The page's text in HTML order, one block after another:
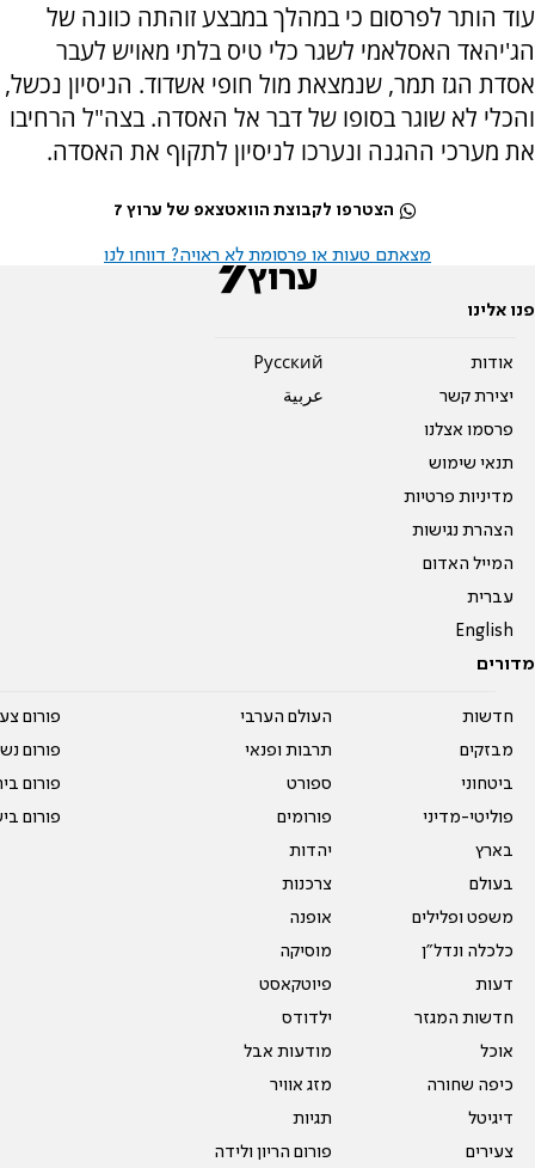
עוד הותר לפרסום כי במהלך במבצע זוהתה כוונה של
הג'יהאד האסלאמי לשגר כלי טיס בלתי מאויש לעבר
אסדת הגז תמר, שנמצאת מול חופי אשדוד. הניסיון נכשל,
והכלי לא שוגר בסופו של דבר אל האסדה. בצה"ל הרחיבו
את מערכי ההגנה ונערכו לניסיון לתקוף את האסדה.
הצטרפו לקבוצת הוואטצאפ של ערוץ 7
מצאתם טעות או פרסומת לא ראויה? דווחו לנו
פנו אלינו
אודות
יצירת קשר
פרסמו אצלנו
תנאי שימוש
מדיניות פרטיות
הצהרת נגישות
המייל האדום
עברית
English
Pусский
عربية
מדורים
חדשות
מבזקים
ביטחוני
פוליטי-מדיני
בארץ
בעולם
משפט ופלילים
כלכלה ונדל"ן
דעות
חדשות המגזר
אוכל
כיפה שחורה
דיגיטל
צעירים
העולם הערבי
תרבות ופנאי
ספורט
פורומים
יהדות
צרכנות
אופנה
מוסיקה
פיוטקאסט
ילדודס
מודעות אבל
מזג אוויר
תגיות
פורום הריון ולידה
פורום
פורום
פורום
פורום